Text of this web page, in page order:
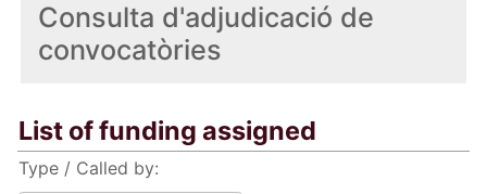
Consulta d'adjudicació de
convocatòries
List of funding assigned
Type / Called by: